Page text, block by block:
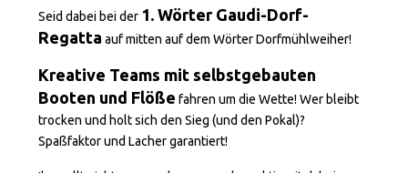
Seid dabei bei der 1. Wörter Gaudi-Dorf-
Regatta auf mitten auf dem Wörter Dorfmühlweiher!
Kreative Teams mit selbstgebauten
Booten und Flöße fahren um die Wette! Wer bleibt
trocken und holt sich den Sieg (und den Pokal)?
Spaßfaktor und Lacher garantiert!